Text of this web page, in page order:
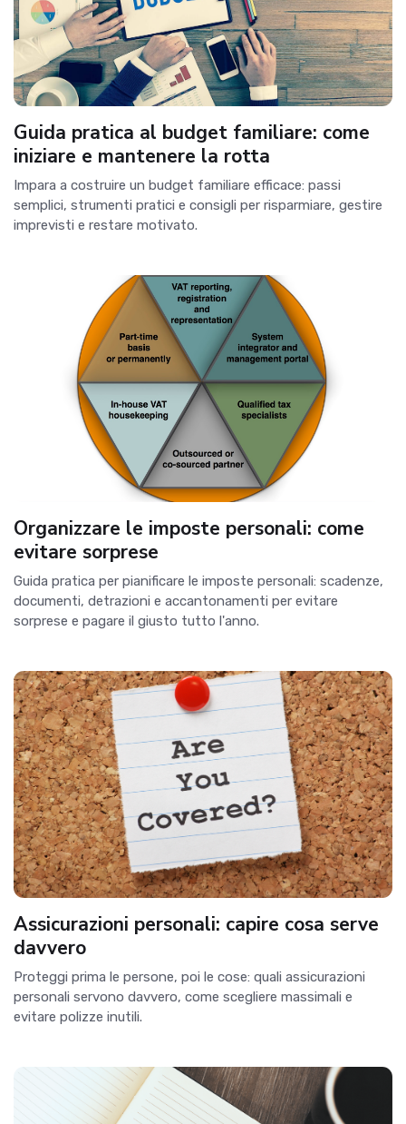
Guida pratica al budget familiare: come
iniziare e mantenere la rotta
Impara a costruire un budget familiare efficace: passi
semplici, strumenti pratici e consigli per risparmiare, gestire
imprevisti e restare motivato.
Organizzare le imposte personali: come
evitare sorprese
Guida pratica per pianificare le imposte personali: scadenze,
documenti, detrazioni e accantonamenti per evitare
sorprese e pagare il giusto tutto l'anno.
Assicurazioni personali: capire cosa serve
davvero
Proteggi prima le persone, poi le cose: quali assicurazioni
personali servono davvero, come scegliere massimali e
evitare polizze inutili.